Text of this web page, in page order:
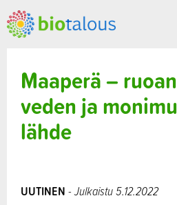
Maaperä –
veden ja
lähde
UUTINEN - Julkaistu 5.12.2022